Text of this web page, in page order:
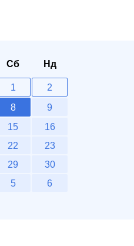
Сб Нд
1
2
8
9
15
16
22
23
29
30
5 6